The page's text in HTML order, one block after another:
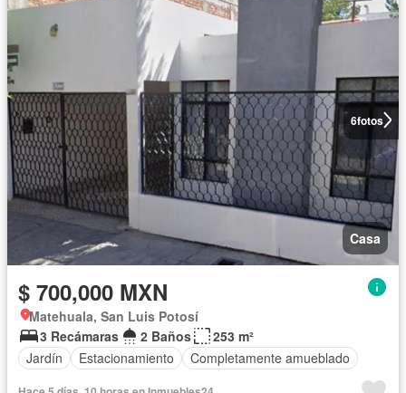
6fotos
Casa
$ 700,000 MXN
Matehuala, San Luis Potosí
3 Recámaras
2 Baños
253 m²
Jardín
Estacionamiento Completamente amueblado